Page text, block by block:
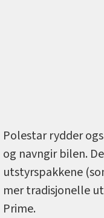
Polestar rydder
og navngir bilen.
utstyrspakkene
mer tradisjonelle
Prime.